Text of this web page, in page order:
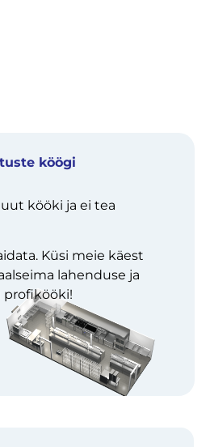
köögi
kööki ja ei tea
Küsi meie käest
lahenduse ja
profikööki!